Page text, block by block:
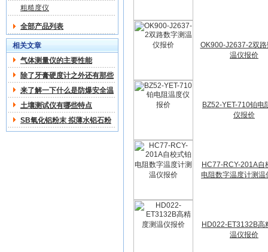
粗糙度仪
全部产品列表
相关文章
气体测量仪的主要性能
除了牙膏硬度计之外还有那些
关于硬度计的分类
来了解一下什么是防爆安全温
度计
土壤测试仪有哪些特点
SB氧化铝粉末 拟薄水铝石粉
技术交流
OK900-J2637-2双路
温仪报价
BZ52-YET-710铂电
仪报价
HC77-RCY-201A自
电阻数字温度计测温
HD022-ET3132B高
温仪报价